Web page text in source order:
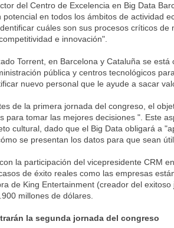
del Centro de Excelencia en Big Data
en todos los ámbitos de actividad
cuáles son sus procesos críticos de
e innovación".
Torrent, en Barcelona y Cataluña se
pública y centros tecnológicos
nuevo personal que le ayude a sacar
de la primera jornada del congreso, el
para tomar las mejores decisiones ". Este
cultural, dado que el Big Data obligará a
se presentan los datos para que sean
la participación del vicepresidente CRM
de éxito reales como las empresas
de King Entertainment (creador del
millones de dólares.
la segunda jornada del congreso